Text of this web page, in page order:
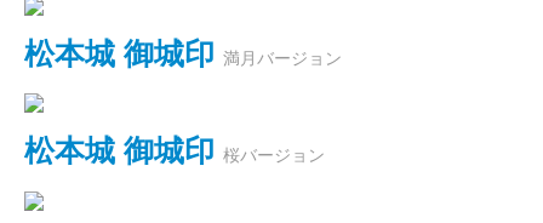
松本城 御城印 満月バージョン
松本城 御城印 桜バージョン